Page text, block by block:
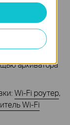
которых
просто
прошивкой
архиватора
Wi-Fi роутер,
Wi-Fi